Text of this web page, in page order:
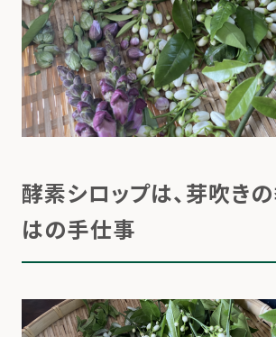
酵素シロップは、芽吹き
はの手仕事